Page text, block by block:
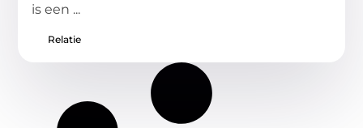
is een ...
Relatie